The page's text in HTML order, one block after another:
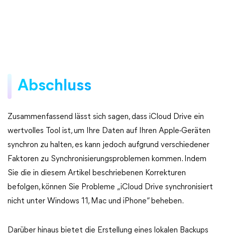
Abschluss
Zusammenfassend lässt sich sagen, dass iCloud Drive ein
wertvolles Tool ist, um Ihre Daten auf Ihren Apple-Geräten
synchron zu halten, es kann jedoch aufgrund verschiedener
Faktoren zu Synchronisierungsproblemen kommen. Indem
Sie die in diesem Artikel beschriebenen Korrekturen
befolgen, können Sie Probleme „iCloud Drive synchronisiert
nicht unter Windows 11, Mac und iPhone“ beheben.
Darüber hinaus bietet die Erstellung eines lokalen Backups